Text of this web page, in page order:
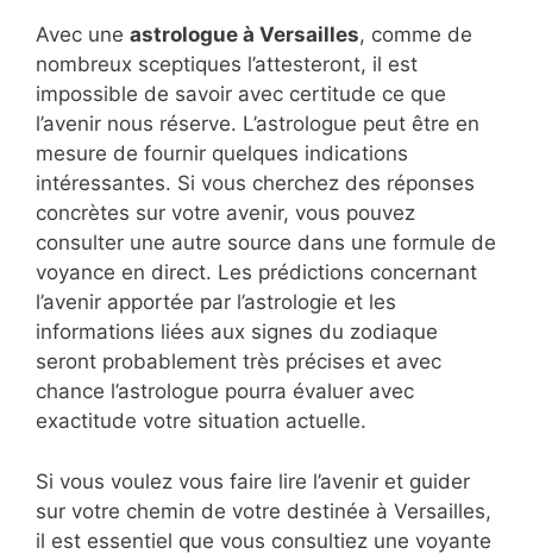
Avec une astrologue à Versailles, comme de
nombreux sceptiques l’attesteront, il est
impossible de savoir avec certitude ce que
l’avenir nous réserve. L’astrologue peut être en
mesure de fournir quelques indications
intéressantes. Si vous cherchez des réponses
concrètes sur votre avenir, vous pouvez
consulter une autre source dans une formule de
voyance en direct. Les prédictions concernant
l’avenir apportée par l’astrologie et les
informations liées aux signes du zodiaque
seront probablement très précises et avec
chance l’astrologue pourra évaluer avec
exactitude votre situation actuelle.
Si vous voulez vous faire lire l’avenir et guider
sur votre chemin de votre destinée à Versailles,
il est essentiel que vous consultiez une voyante